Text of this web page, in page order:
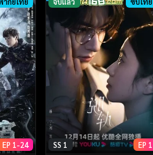
EP 1-24 SS 1 EP 1